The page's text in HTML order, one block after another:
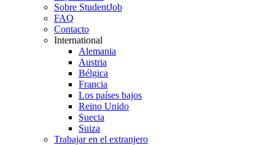
Sobre StudentJob
FAQ
Contacto
International
Alemania
Austria
Bélgica
Francia
Los países bajos
Reino Unido
Suecia
Suiza
Trabajar en el extranjero